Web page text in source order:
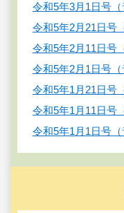
令和5年3月1日号（
令和5年2月21日号
令和5年2月11日号
令和5年2月1日号（
令和5年1月21日号
令和5年1月11日号
令和5年1月1日号（